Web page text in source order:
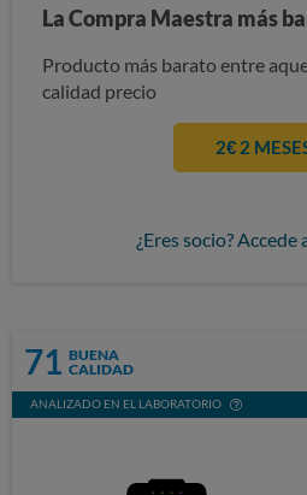
La Compra Maestra más
Producto más barato entre
calidad precio
2€ 2
¿Eres socio? Accede
71 BUENA
CALIDAD
ANALIZADO EN EL LABORATORIO